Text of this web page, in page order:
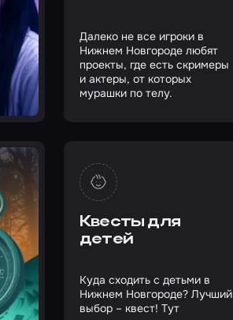
Далеко не все игроки в
Нижнем Новгороде любят
проекты, где есть скримеры
и актеры, от которых
мурашки по телу.
Квесты для
детей
Куда сходить с детьми в
Нижнем Новгороде? Лучший
выбор – квест! Тут